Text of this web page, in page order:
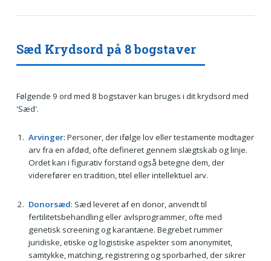
Sæd Krydsord på 8 bogstaver
Følgende 9 ord med 8 bogstaver kan bruges i dit krydsord med
'Sæd'.
Arvinger: Personer, der ifølge lov eller testamente modtager
arv fra en afdød, ofte defineret gennem slægtskab og linje.
Ordet kan i figurativ forstand også betegne dem, der
viderefører en tradition, titel eller intellektuel arv.
Donorsæd: Sæd leveret af en donor, anvendt til
fertilitetsbehandling eller avlsprogrammer, ofte med
genetisk screening og karantæne. Begrebet rummer
juridiske, etiske og logistiske aspekter som anonymitet,
samtykke, matching, registrering og sporbarhed, der sikrer